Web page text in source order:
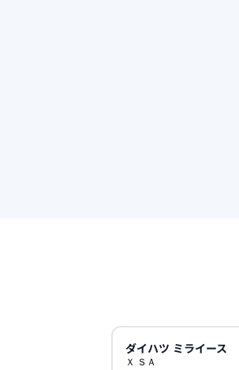
ダイハツ ミライース
Ｘ ＳＡ